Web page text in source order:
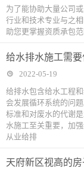
为了能协助大量公司
行业和技术专业与之
助您更掌握资质承包范
给水排水施工需
2022-05-19
给排水包含给水工程
会发展循环系统的问
标准和对废水的代谢
水施工至关重要，加
从业给排
天府新区视高的